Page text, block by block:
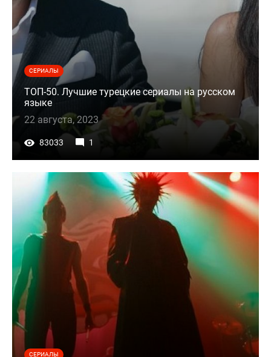
СЕРИАЛЫ
ТОП-50. Лучшие турецкие сериалы на русском
языке
22 августа, 2023
83033 1
СЕРИАЛЫ